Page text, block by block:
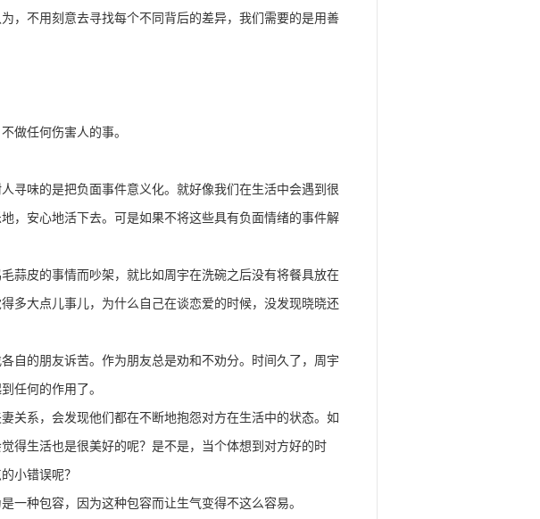
为，不用刻意去寻找每个不同背后的差异，我们需要的是用善
任何伤害人的事。
寻味的是把负面事件意义化。就好像我们在生活中会遇到很
，安心地活下去。可是如果不将这些具有负面情绪的事件解
皮的事情而吵架，就比如周宇在洗碗之后没有将餐具放在
多大点儿事儿，为什么自己在谈恋爱的时候，没发现晓晓还
的朋友诉苦。作为朋友总是劝和不劝分。时间久了，周宇
任何的作用了。
关系，会发现他们都在不断地抱怨对方在生活中的状态。如
得生活也是很美好的呢？是不是，当个体想到对方好的时
小错误呢？
种包容，因为这种包容而让生气变得不这么容易。